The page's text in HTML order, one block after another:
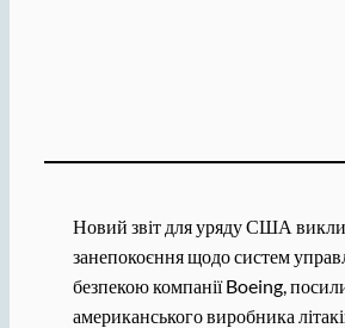
Новий звіт для уряду США
занепокоєння щодо систем
безпекою компанії Boeing,
американського виробника